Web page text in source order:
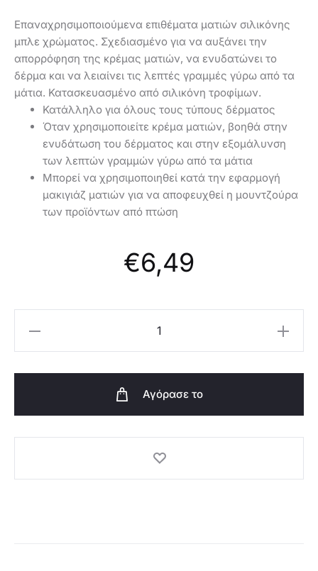
Επαναχρησιμοποιούμενα επιθέματα ματιών σιλικόνης
μπλε χρώματος. Σχεδιασμένο για να αυξάνει την
απορρόφηση της κρέμας ματιών, να ενυδατώνει το
δέρμα και να λειαίνει τις λεπτές γραμμές γύρω από τα
μάτια. Κατασκευασμένο από σιλικόνη τροφίμων.
Κατάλληλο για όλους τους τύπους δέρματος
Όταν χρησιμοποιείτε κρέμα ματιών, βοηθά στην
ενυδάτωση του δέρματος και στην εξομάλυνση
των λεπτών γραμμών γύρω από τα μάτια
Μπορεί να χρησιμοποιηθεί κατά την εφαρμογή
μακιγιάζ ματιών για να αποφευχθεί η μουντζούρα
των προϊόντων από πτώση
€6,49
Αγόρασε το